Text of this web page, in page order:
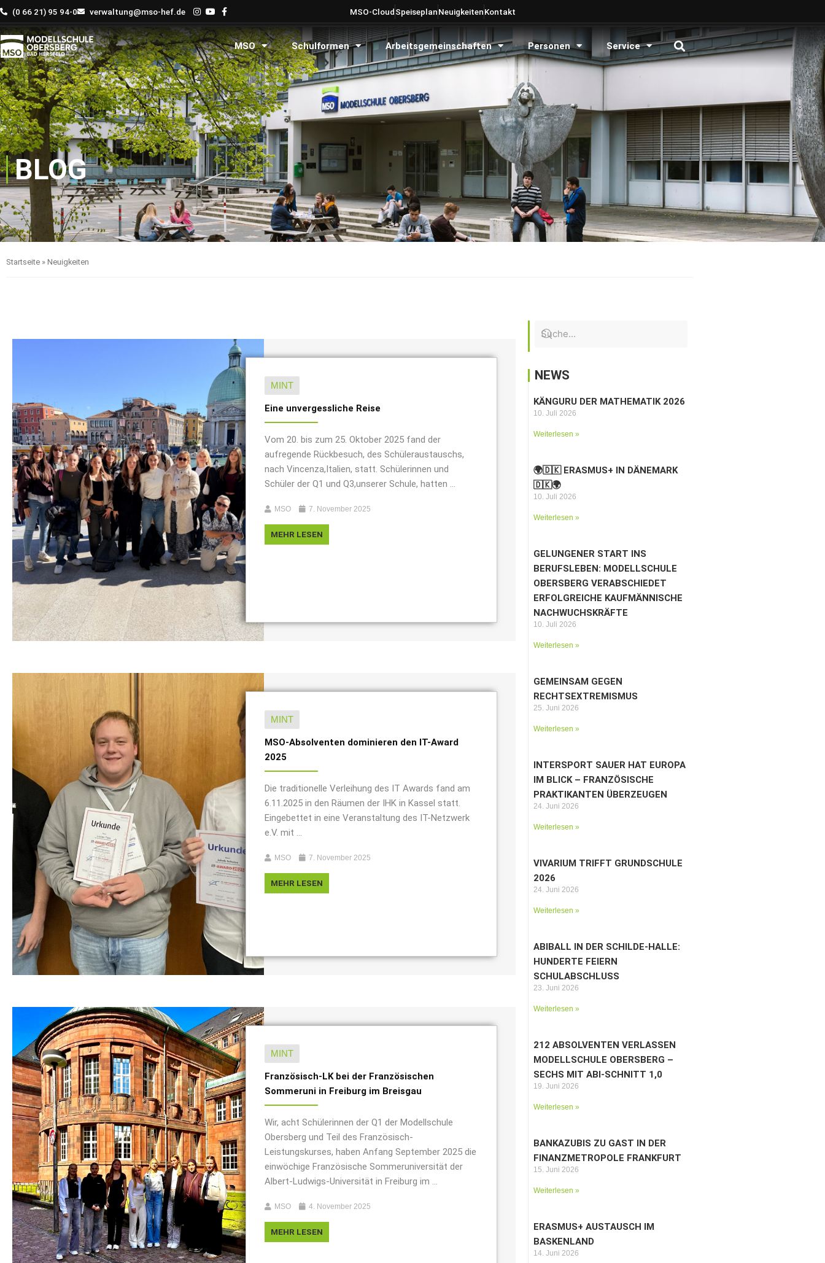
Zum
Inhalt
springen
(0 66 21) 95 94-0 verwaltung@mso-hef.de MSO-CloudSpeiseplanNeuigkeitenKontakt
MSO Schulformen Arbeitsgemeinschaften Personen Service
BLOG
Startseite » Neuigkeiten
MINT
Eine unvergessliche Reise
Vom 20. bis zum 25. Oktober 2025 fand der
aufregende Rückbesuch, des Schüleraustauschs,
nach Vincenza,Italien, statt. Schülerinnen und
Schüler der Q1 und Q3,unserer Schule, hatten ...
MSO 7. November 2025
MEHR LESEN
MINT
MSO-Absolventen dominieren den IT-Award
2025
Die traditionelle Verleihung des IT Awards fand am
6.11.2025 in den Räumen der IHK in Kassel statt.
Eingebettet in eine Veranstaltung des IT-Netzwerk
e.V. mit ...
MSO 7. November 2025
MEHR LESEN
MINT
Französisch-LK bei der Französischen
Sommeruni in Freiburg im Breisgau
Wir, acht Schülerinnen der Q1 der Modellschule
Obersberg und Teil des Französisch-
Leistungskurses, haben Anfang September 2025 die
einwöchige Französische Sommeruniversität der
Albert-Ludwigs-Universität in Freiburg im ...
MSO 4. November 2025
MEHR LESEN
NEWS
KÄNGURU DER MATHEMATIK 2026
10. Juli 2026
Weiterlesen »
🌍🇩🇰 ERASMUS+ IN DÄNEMARK
🇩🇰🌍
10. Juli 2026
Weiterlesen »
GELUNGENER START INS
BERUFSLEBEN: MODELLSCHULE
OBERSBERG VERABSCHIEDET
ERFOLGREICHE KAUFMÄNNISCHE
NACHWUCHSKRÄFTE
10. Juli 2026
Weiterlesen »
GEMEINSAM GEGEN
RECHTSEXTREMISMUS
25. Juni 2026
Weiterlesen »
INTERSPORT SAUER HAT EUROPA
IM BLICK – FRANZÖSISCHE
PRAKTIKANTEN ÜBERZEUGEN
24. Juni 2026
Weiterlesen »
VIVARIUM TRIFFT GRUNDSCHULE
2026
24. Juni 2026
Weiterlesen »
ABIBALL IN DER SCHILDE-HALLE:
HUNDERTE FEIERN
SCHULABSCHLUSS
23. Juni 2026
Weiterlesen »
212 ABSOLVENTEN VERLASSEN
MODELLSCHULE OBERSBERG –
SECHS MIT ABI-SCHNITT 1,0
19. Juni 2026
Weiterlesen »
BANKAZUBIS ZU GAST IN DER
FINANZMETROPOLE FRANKFURT
15. Juni 2026
Weiterlesen »
ERASMUS+ AUSTAUSCH IM
BASKENLAND
14. Juni 2026